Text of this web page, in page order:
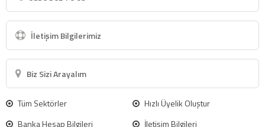
İletişim Bilgilerimiz
Biz Sizi Arayalım
Tüm Sektörler
Hızlı Üyelik Oluştur
Banka Hesap Bilgileri
İletişim Bilgileri